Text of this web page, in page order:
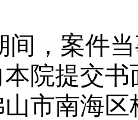
间，案件
院提交
市南海